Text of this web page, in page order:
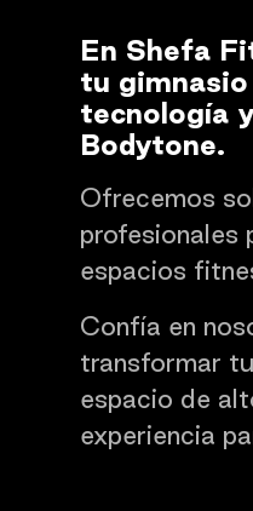
En Shefa
tu gimnasio
tecnología
Bodytone.
Ofrecemos
profesionales
espacios
Confía en
transformar
espacio de
experiencia